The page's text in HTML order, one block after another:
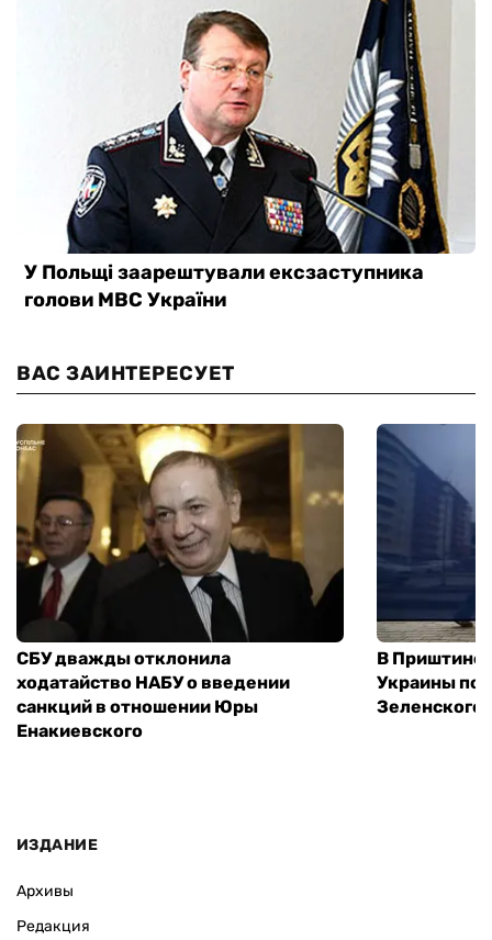
ВАС ЗАИНТЕРЕСУЕТ
СБУ дважды отклонила
ходатайство НАБУ о введении
санкций в отношении Юры
Енакиевского
В Приштине
Украины
Зеленского
ИЗДАНИЕ
Архивы
Редакция